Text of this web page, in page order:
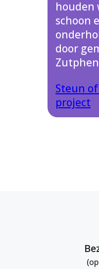
houden
schoon
door
Steun
project